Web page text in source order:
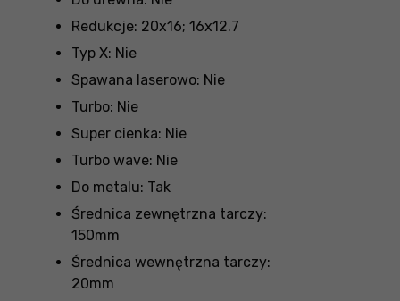
Redukcje: 20x16; 16x12.7
Typ X: Nie
Spawana laserowo: Nie
Turbo: Nie
Super cienka: Nie
Turbo wave: Nie
Do metalu: Tak
Średnica zewnętrzna tarczy:
150mm
Średnica wewnętrzna tarczy:
20mm